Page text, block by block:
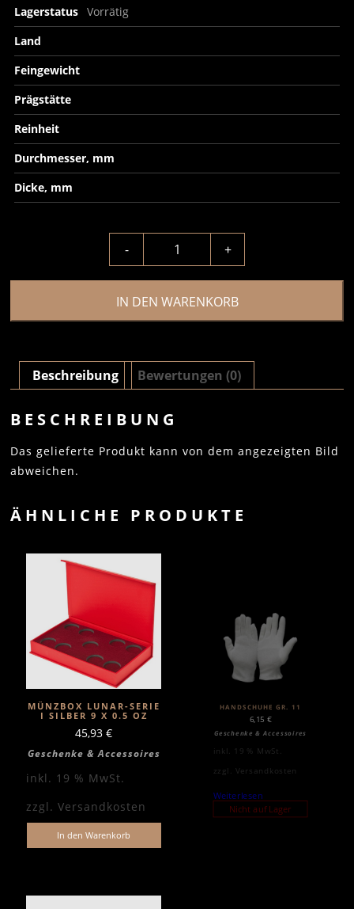
Lagerstatus Vorrätig
Land
Feingewicht
Prägstätte
Reinheit
Durchmesser, mm
Dicke, mm
- +
IN DEN WARENKORB
Beschreibung Bewertungen (0)
BESCHREIBUNG
Das gelieferte Produkt kann von dem angezeigten Bild
abweichen.
ÄHNLICHE PRODUKTE
MÜNZBOX LUNAR-SERIE
I SILBER 9 X 0.5 OZ
45,93 €
Geschenke & Accessoires
inkl. 19 % MwSt.
zzgl. Versandkosten
In den Warenkorb
HANDSCHUHE GR. 11
6,15 €
Geschenke & Accessoires
inkl. 19 % MwSt.
zzgl. Versandkosten
Weiterlesen
Nicht auf Lager